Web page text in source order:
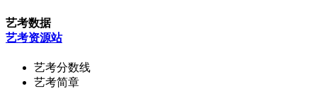
艺考数据
艺考资源站
艺考分数线
艺考简章